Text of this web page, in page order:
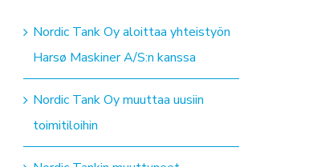
Nordic Tank Oy aloittaa yhteistyön
Harsø Maskiner A/S:n kanssa
Nordic Tank Oy muuttaa uusiin
toimitiloihin